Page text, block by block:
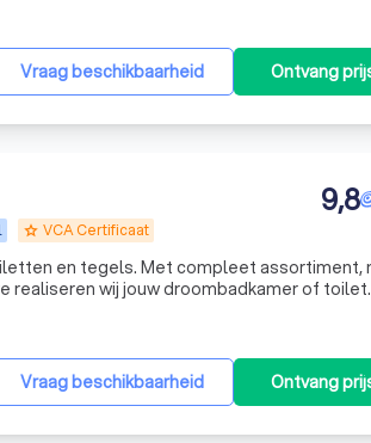
Vraag beschikbaarheid Ontvang
grade VCA Certificaat
9,8
en tegels. Met compleet assortiment,
realiseren wij jouw droombadkamer of toilet.
Vraag beschikbaarheid Ontvang